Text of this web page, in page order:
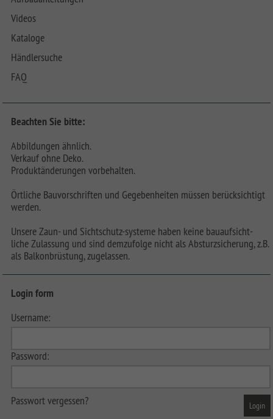
Videos
Kataloge
Händlersuche
FAQ
Beachten Sie bitte:
Abbildungen ähnlich.
Verkauf ohne Deko.
Produktänderungen vorbehalten.
Örtliche Bauvorschriften und Gegebenheiten müssen berücksichtigt
werden.
Unsere Zaun- und Sichtschutz-systeme haben keine bauaufsicht-
liche Zulassung und sind demzufolge nicht als Absturzsicherung, z.B.
als Balkonbrüstung, zugelassen.
Login form
Username:
Password:
Passwort vergessen?